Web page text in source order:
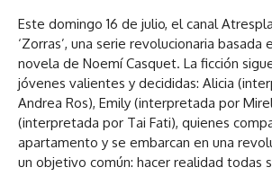
Este domingo 16 de julio, el canal
‘Zorras’, una serie revolucionaria basada
novela de Noemí Casquet. La ficción
jóvenes valientes y decididas: Alicia
Andrea Ros), Emily (interpretada por
(interpretada por Tai Fati), quienes
apartamento y se embarcan en una
un objetivo común: hacer realidad todas